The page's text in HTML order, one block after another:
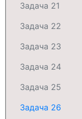
Задача 21
Задача 22
Задача 23
Задача 24
Задача 25
Задача 26